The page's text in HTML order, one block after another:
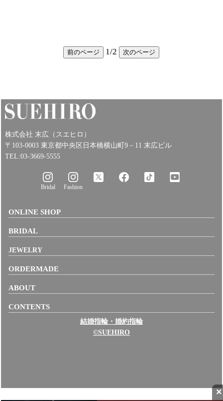
×
前のページ 1/2 次のページ
株式会社 末広（スエヒロ）
〒103-0003 東京都中央区日本橋横山町9－11 末広ビル
TEL:03-3669-5555
Bridal Fashion
ONLINE SHOP
BRIDAL
JEWELRY
ORDERMADE
ABOUT
CONTENTS
結婚指輪・婚約指輪
©SUEHIRO